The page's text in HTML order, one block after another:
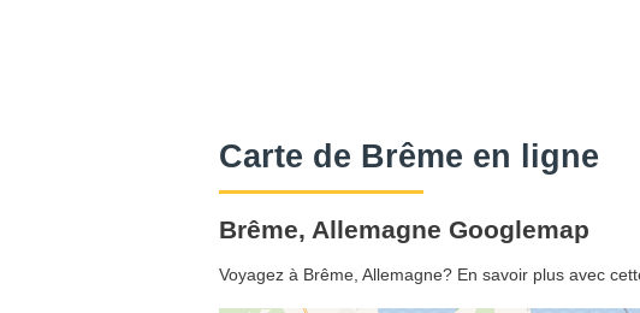
Сarte de Brême en ligne
Brême, Allemagne Googlemap
Voyagez à Brême, Allemagne? En savoir plus avec